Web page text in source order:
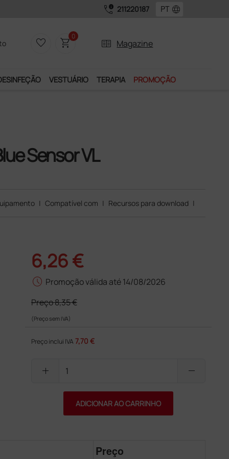
call_quality 211220187 language
favorite_border shopping_cart0
two_pager Magazine
VESTUÁRIO TERAPIA PROMOÇÃO
Sensor VL
| Compatível com | Recursos para download |
6,26 €
schedule Promoção válida até 14/08/2026
Preço8,35 €
(Preço sem IVA)
Preço inclui IVA 7,70 €
add remove
ADICIONAR AO CARRINHO
Preço